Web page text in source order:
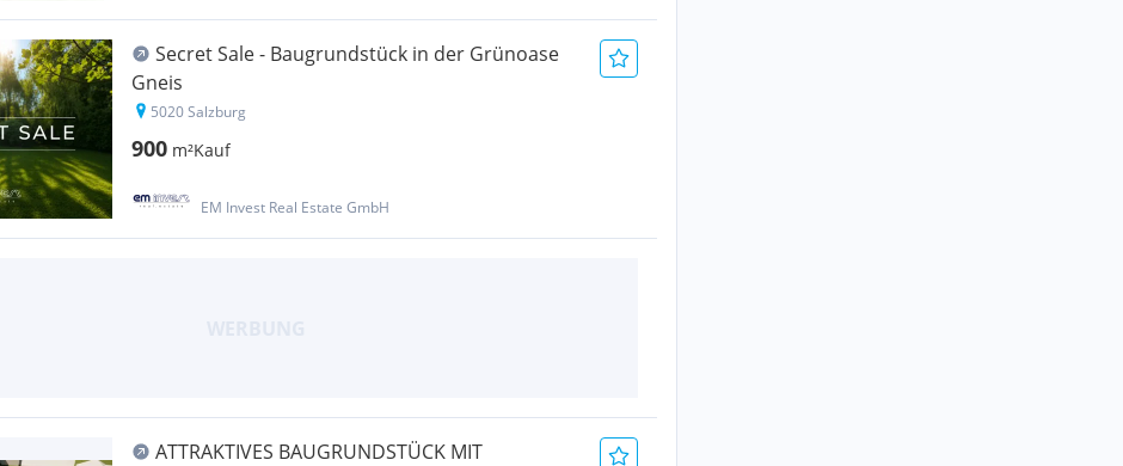
Secret Sale - Baugrundstück in der Grünoase
Gneis
5020 Salzburg
900 m²Kauf
EM Invest Real Estate GmbH
ATTRAKTIVES BAUGRUNDSTÜCK MIT